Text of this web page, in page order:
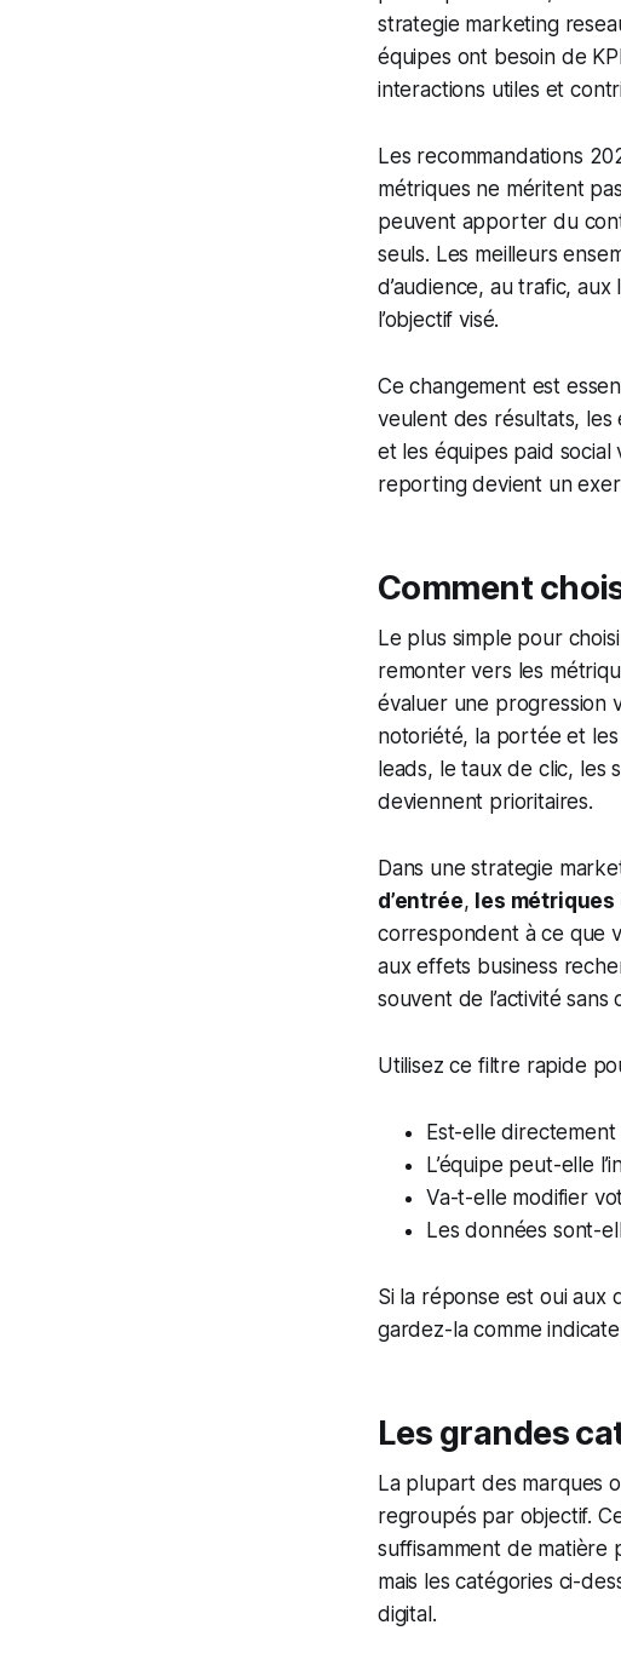
strategie marketing
équipes ont besoin de
interactions utiles et
Les recommandations
métriques ne méritent
peuvent apporter du
seuls. Les meilleurs
d’audience, au trafic,
l’objectif visé.
Ce changement est
veulent des résultats,
et les équipes paid social
reporting devient un
Comment
Le plus simple pour
remonter vers les
évaluer une progression
notoriété, la portée et
leads, le taux de clic, les
deviennent prioritaires.
Dans une strategie
d’entrée, les
correspondent à ce que
aux effets business
souvent de l’activité
Utilisez ce filtre rapide
Est-elle
L’équipe peut-elle
Va-t-elle modifier
Les données sont-
Si la réponse est oui aux
gardez-la comme
Les grandes
La plupart des marques
regroupés par objectif.
suffisamment de matière
mais les catégories ci-
digital.